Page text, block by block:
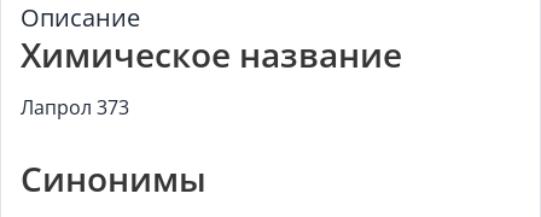
Описание
Химическое название
Лапрол 373
Синонимы